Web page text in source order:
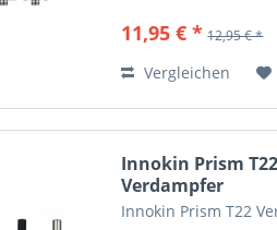
11,95 € * 12,95 € *
Vergleichen
Innokin Prism T22
Verdampfer
Innokin Prism T22